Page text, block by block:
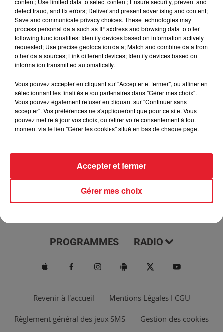
28 mai 2022 - 26 min 34 sec
Hard Level du 28/05/2022 Partie 2
les plus joues dans les club de la capitale. Rendez-vous
samedi à 20h sur Urban hit
PROGRAMMES RADIO
Revenir à l'accueil Mentions Légales I CGU
Règlement général des jeux SMS Gestion des cookies
content; Use limited data to select content; Ensure security, prevent and
detect fraud, and fix errors; Deliver and present advertising and content;
Save and communicate privacy choices. These technologies may
process personal data such as IP address and browsing data to offer
following functionalities: Identify devices based on information actively
requested; Use precise geolocation data; Match and combine data from
other data sources; Link different devices; Identify devices based on
information transmitted automatically.
Vous pouvez accepter en cliquant sur "Accepter et fermer", ou affiner en
sélectionnant les finalités et/ou partenaires dans "Gérer mes choix".
Vous pouvez également refuser en cliquant sur "Continuer sans
accepter". Vos préférences ne s'appliqueront que pour ce site. Vous
pouvez mettre à jour vos choix, ou retirer votre consentement à tout
moment via le lien "Gérer les cookies" situé en bas de chaque page.
Gérer mes choix
Accepter et fermer